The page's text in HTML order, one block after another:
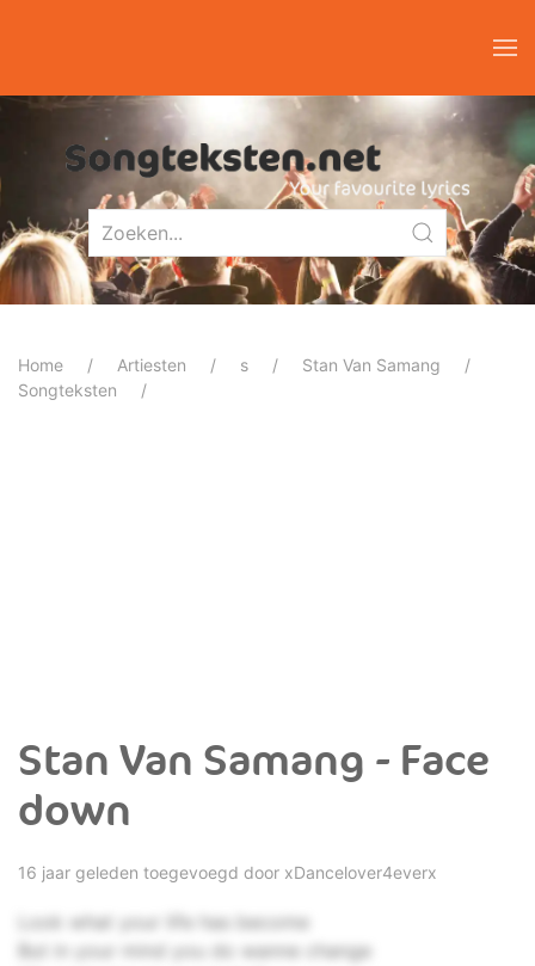
Home Artiesten s
Stan Van Samang
Songteksten
Stan Van Samang - Face
down
16 jaar geleden toegevoegd door xDancelover4everx
Look what your life has become
But in your mind you do wanne change